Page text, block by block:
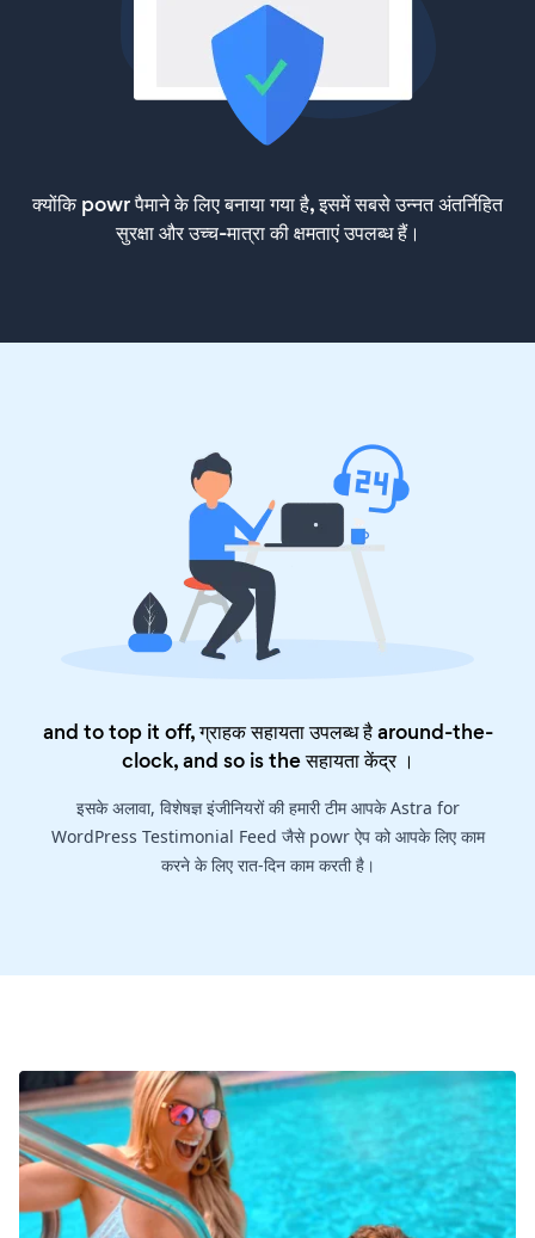
क्योंकि powr पैमाने के लिए बनाया गया है, इसमें सबसे उन्नत अंतर्निहित
सुरक्षा और उच्च-मात्रा की क्षमताएं उपलब्ध हैं।
and to top it off, ग्राहक सहायता उपलब्ध है around-the-
clock, and so is theसहायता केंद्र।
इसके अलावा, विशेषज्ञ इंजीनियरों की हमारी टीम आपके Astra for
WordPress Testimonial Feed जैसे powr ऐप को आपके लिए काम
करने के लिए रात-दिन काम करती है।